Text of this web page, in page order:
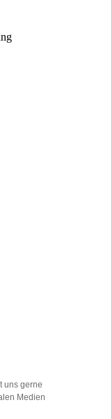
uns gerne
Medien